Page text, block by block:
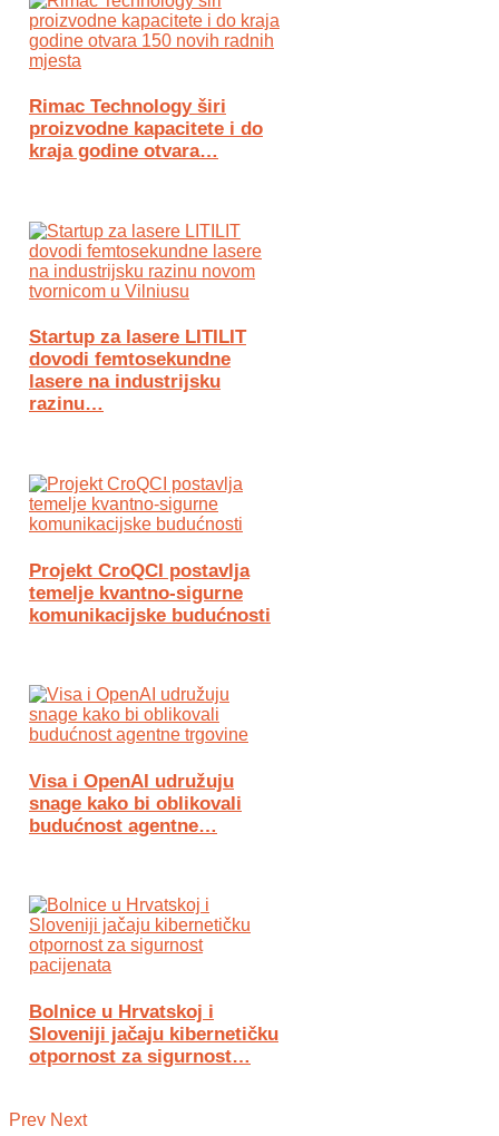
Rimac Technology širi
proizvodne kapacitete i do
kraja godine otvara…
Startup za lasere LITILIT
dovodi femtosekundne
lasere na industrijsku
razinu…
Projekt CroQCI postavlja
temelje kvantno-sigurne
komunikacijske budućnosti
Visa i OpenAI udružuju
snage kako bi oblikovali
budućnost agentne…
Bolnice u Hrvatskoj i
Sloveniji jačaju kibernetičku
otpornost za sigurnost…
Prev Next